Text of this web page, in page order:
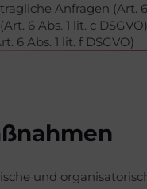
Anfragen (Art. 6
6 Abs. 1 lit. c DSGVO)
6 Abs. 1 lit. f DSGVO)
und